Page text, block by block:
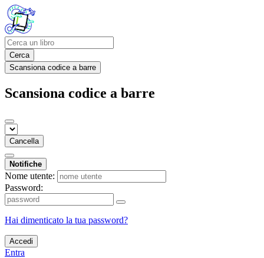
Cerca
Scansiona codice a barre
Scansiona codice a barre
Cancella
Notifiche
Nome utente:
Password:
Hai dimenticato la tua password?
Accedi
Entra